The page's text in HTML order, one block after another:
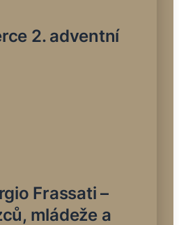
2. adventní
Frassati –
mládeže a